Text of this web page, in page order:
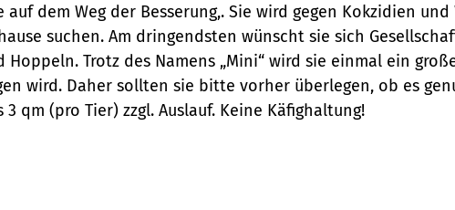
dem Weg der Besserung,. Sie wird gegen Kokzidien
suchen. Am dringendsten wünscht sie sich
Trotz des Namens „Mini“ wird sie einmal ein
wird. Daher sollten sie bitte vorher überlegen, ob es
qm (pro Tier) zzgl. Auslauf. Keine Käfighaltung!